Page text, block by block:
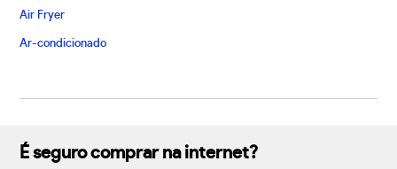
Air Fryer
Ar-condicionado
É seguro comprar na internet?